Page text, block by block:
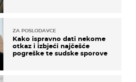
ZA POSLODAVCE
Kako ispravno dati nekome
otkaz i izbjeći najčešće
pogreške te sudske sporove